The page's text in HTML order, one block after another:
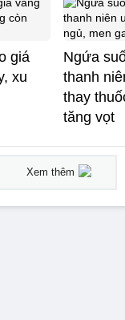
giá
xu
Ngứa
thanh
thay
tăng vọt
Xem thêm